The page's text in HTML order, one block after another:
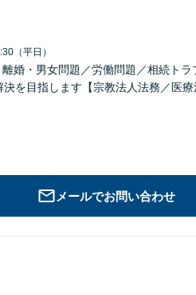
（平日）
婚・男女問題／労働問題／相続ト
を目指します【宗教法人法務／医療
メールでお問い合わせ